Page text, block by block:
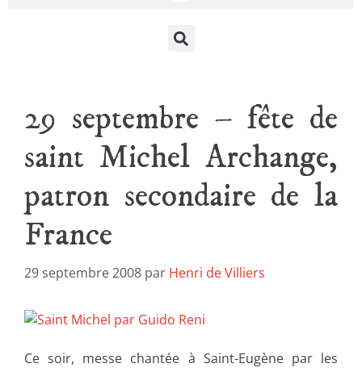
29 septembre – fête de
saint Michel Archange,
patron secondaire de la
France
29 septembre 2008 par Henri de Villiers
Ce soir, messe chantée à Saint-Eugène par les